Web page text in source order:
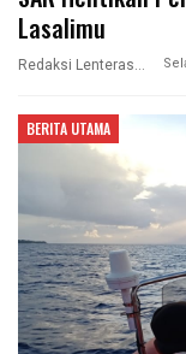
Lasalimu
Redaksi Lenterasultra
BERITA UTAMA